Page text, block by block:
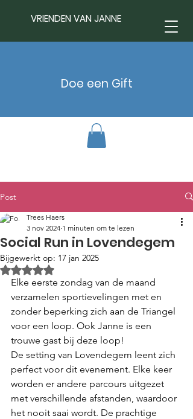
VRIENDEN VAN JANNE
Doe een Gift
Post
Social Run in Lovendegem
Trees Haers
3 nov 2024 1 minuten om te lezen
Bijgewerkt op: 17 jan 2025
Beoordeeld met NaN uit 5 sterren.
Elke eerste zondag van de maand
verzamelen sportievelingen met en
zonder beperking zich aan de Triangel
voor een loop. Ook Janne is een
trouwe gast bij deze loop!
De setting van Lovendegem leent zich
perfect voor dit evenement. Elke keer
worden er andere parcours uitgezet
met verschillende afstanden, waardoor
het nooit saai wordt. De prachtige